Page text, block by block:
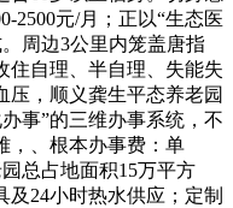
2500元/月；正以“生态医
周边3公里内笼盖唐指
住自理、半自理、失能失
压，顺义龚生平态养老园
事”的三维办事系统，不
，、根本办事费：单
总占地面积15万平方
24小时热水供应；定制